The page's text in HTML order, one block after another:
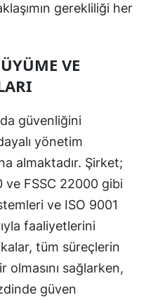
gerekliliği her
VE
güvenliğini
yönetim
almaktadır. Şirket;
ve FSSC 22000 gibi
ve ISO 9001
faaliyetlerini
tüm süreçlerin
sağlarken,
güven